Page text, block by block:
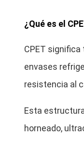
¿Qué es el
CPET
envases
resistencia al
Esta
horneado,